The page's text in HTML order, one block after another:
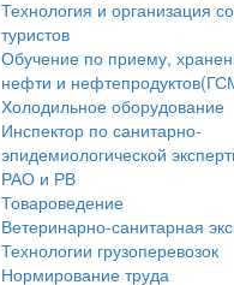
Технология и организация
туристов
Обучение по приему,
нефти и
Холодильное оборудование
Инспектор по санитарно-
эпидемиологической
РАО и РВ
Товароведение
Ветеринарно-санитарная
Технологии грузоперевозок
Нормирование труда